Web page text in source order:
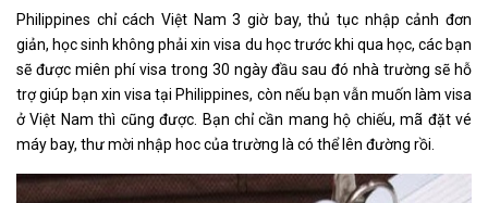
Philippines chỉ cách Việt Nam 3 giờ bay, thủ tục nhập cảnh đơn
giản, học sinh không phải xin visa du học trước khi qua học, các bạn
sẽ được miên phí visa trong 30 ngày đầu sau đó nhà trường sẽ hỗ
trợ giúp bạn xin visa tại Philippines, còn nếu bạn vẫn muốn làm visa
ở Việt Nam thì cũng được. Bạn chỉ cần mang hộ chiếu, mã đặt vé
máy bay, thư mời nhập hoc của trường là có thể lên đường rồi.